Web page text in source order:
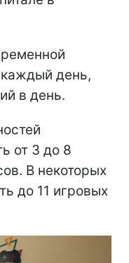
день,
в день.
от 3 до 8
В некоторых
до 11 игровых